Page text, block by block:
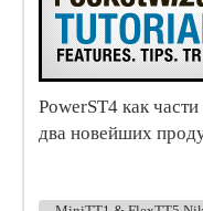
PowerST4 как
два новейших